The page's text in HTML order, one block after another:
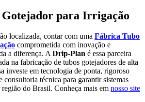
para Irrigação
localizada, contar com uma Fábrica Tubo
comprometida com inovação e
a diferença. A Drip-Plan é essa parceira
na fabricação de tubos gotejadores de alta
investe em tecnologia de ponta, rigoroso
consultoria técnica para garantir sistemas
do Brasil. Conheça mais em nosso site